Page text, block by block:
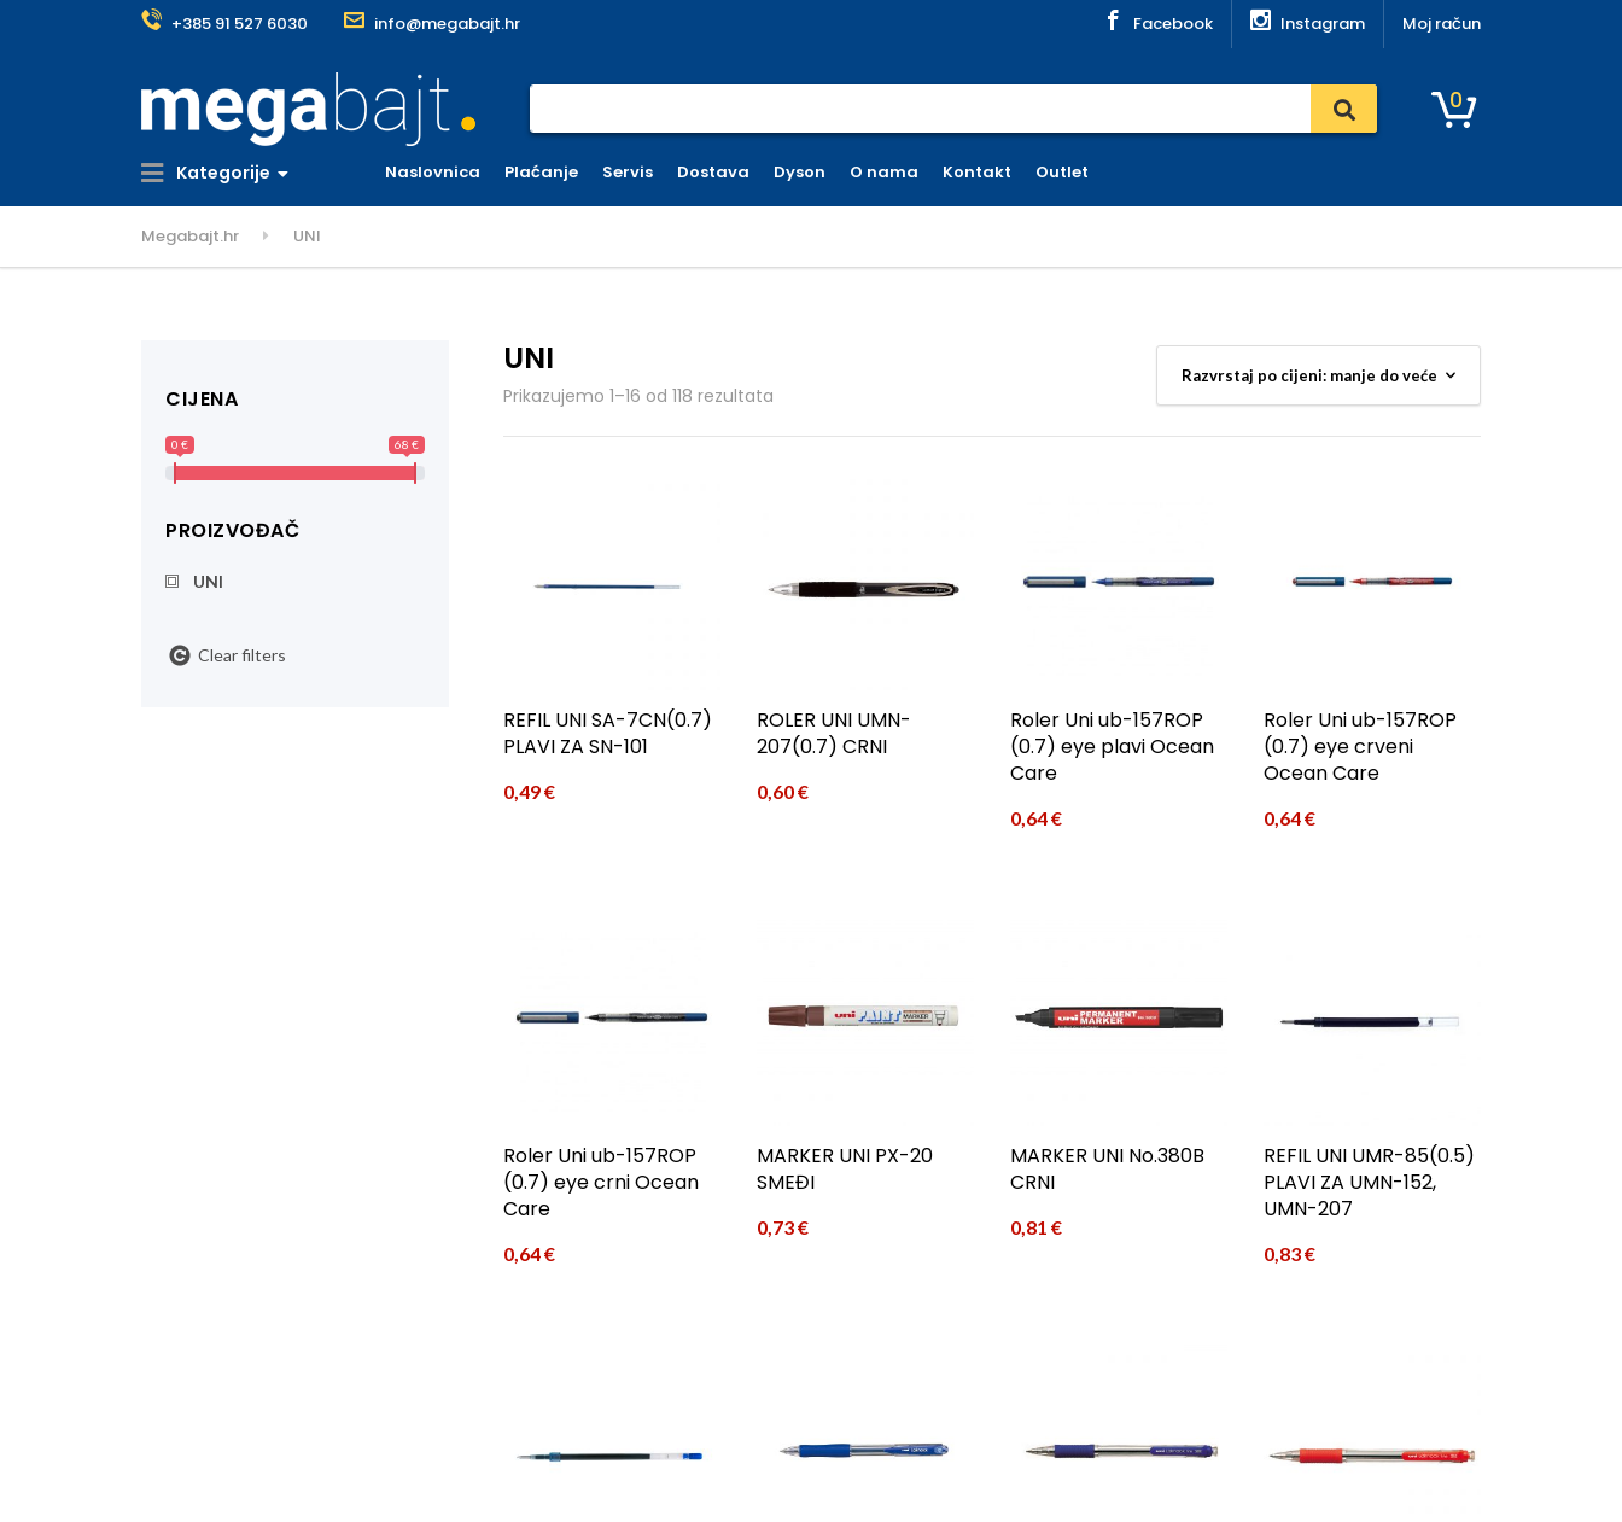
+385 91 527 6030 info@megabajt.hr Facebook Instagram Moj račun
0
Kategorije Naslovnica Plaćanje Servis Dostava Dyson O nama Kontakt Outlet
Megabajt.hr UNI
UNI
Prikazujemo 1–16 od 118 rezultata
REFIL UNI SA-7CN(0.7)
PLAVI ZA SN-101
0,49€
ROLER UNI UMN-
207(0.7) CRNI
0,60€
Roler Uni ub-157ROP
(0.7) eye plavi Ocean
Care
0,64€
Roler Uni ub-157ROP
(0.7) eye crveni
Ocean Care
0,64€
Roler Uni ub-157ROP
(0.7) eye crni Ocean
Care
0,64€
MARKER UNI PX-20
SMEĐI
0,73€
MARKER UNI No.380B
CRNI
0,81 €
REFIL UNI UMR-85(0.5)
PLAVI ZA UMN-152,
UMN-207
0,83€
CIJENA
0 € 68 €
PROIZVOĐAČ
UNI
Clear filters